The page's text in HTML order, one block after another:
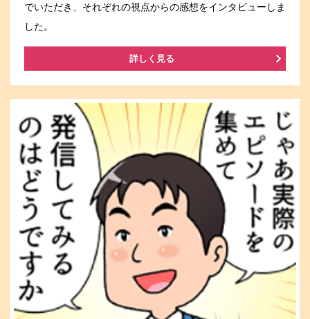
でいただき、それぞれの視点からの感想をインタビューしま
した。
詳しく見る